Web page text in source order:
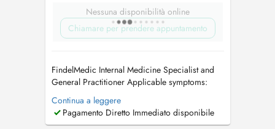
Nessuna disponibilità online
Chiamare per prendere appuntamento
FindelMedic Internal Medicine Specialist and
General Practitioner Applicable symptoms:
unintentional weight loss or weight gain /
cardiovascular problems / high blood
pressure (hypertension) / rapid heartbeat /
Continua a leggere
Pagamento Diretto Immediato disponibile